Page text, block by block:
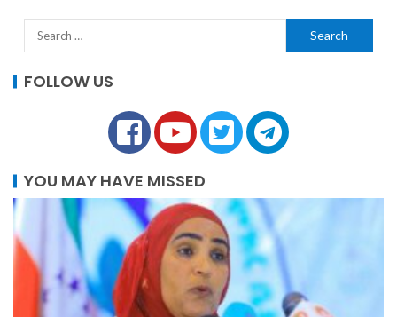
FOLLOW US
YOU MAY HAVE MISSED